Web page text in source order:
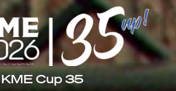
KME Cup 35